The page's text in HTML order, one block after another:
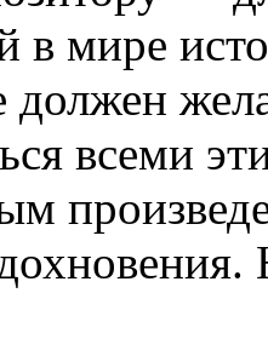
в мире
должен
всеми